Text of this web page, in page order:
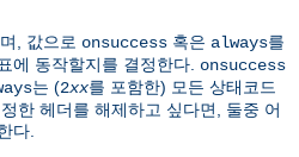
, 값으로 onsuccess 혹은 always를
에 동작할지를 결정한다. onsuccess
는 (2xx를 포함한) 모든 상태코드
한 헤더를 해제하고 싶다면, 둘중 어
다.